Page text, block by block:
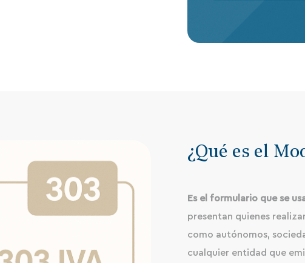
¿Qué es el
Es el formulario que se
presentan quienes
como autónomos,
cualquier entidad que